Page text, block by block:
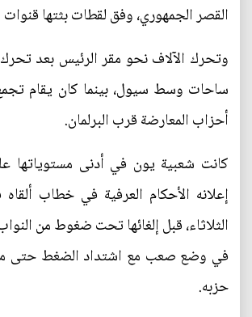
القصر الجمهوري، وفق لقطات بثتها
وتحرك الآلاف نحو مقر الرئيس بعد
ساحات وسط سيول، بينما كان يقام
أحزاب المعارضة قرب البرلمان.
كانت شعبية يون في أدنى مستوياتها
إعلانه الأحكام العرفية في خطاب
الثلاثاء، قبل إلغائها تحت ضغوط من
في وضع صعب مع اشتداد الضغط حتى
حزبه.